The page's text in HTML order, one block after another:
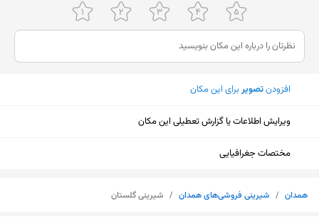
سه‌شنبه
۹ تا ۱۴ - ۱۵:۳۰ تا ۲۳
چهارشنبه
۹ تا ۱۴ - ۱۵:۳۰ تا ۲۳
پنجشنبه
جمعه
شنبه
افزودنتصویربرای این مکان
ویرایش اطلاعات یا گزارش تعطیلی این مکان
مختصات جغرافیایی
همدان / شیرینی فروشی‌های همدان / شیرینی گلستان